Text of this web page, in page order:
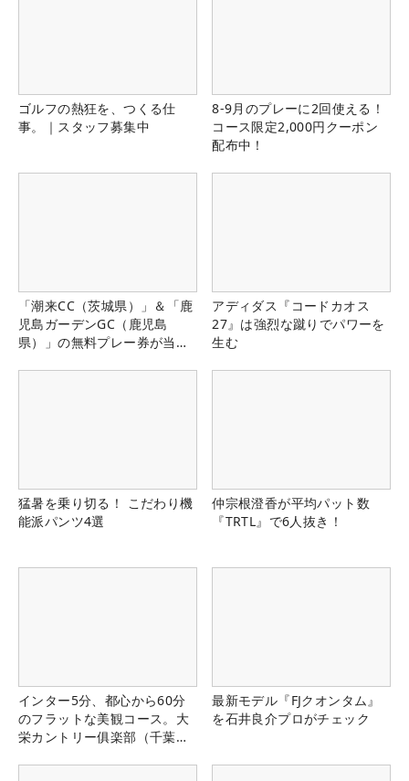
ゴルフの熱狂を、つくる仕
事。｜スタッフ募集中
8-9月のプレーに2回使える！
コース限定2,000円クーポン
配布中！
「潮来CC（茨城県）」＆「鹿
児島ガーデンGC（鹿児島
県）」の無料プレー券が当た
アディダス『コードカオス
27』は強烈な蹴りでパワーを
生む
猛暑を乗り切る！ こだわり機
能派パンツ4選
仲宗根澄香が平均パット数
『TRTL』で6人抜き！
インター5分、都心から60分
のフラットな美観コース。大
栄カントリー俱楽部（千葉
最新モデル『FJクオンタム』
を石井良介プロがチェック